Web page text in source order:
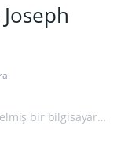
bir bilgisayar